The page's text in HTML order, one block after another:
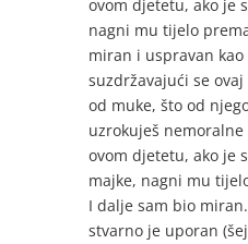
ovom djetetu, ako je
nagni mu tijelo
miran i uspravan kao
suzdržavajući se
od muke, što od
uzrokuješ
ovom djetetu, ako je
majke, nagni mu
I dalje sam bio
stvarno je uporan